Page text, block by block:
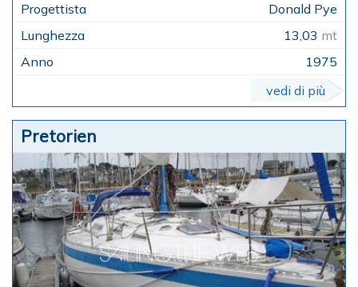
Donald Pye
13,03 mt
1975
vedi di più
Pretorien